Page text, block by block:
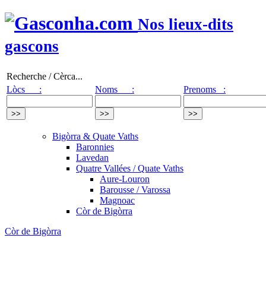
Nos lieux-dits
gascons
Recherche / Cèrca...
Lòcs :
Noms : Prenoms :
Bigòrra & Quate Vaths
Baronnies
Lavedan
Quatre Vallées / Quate Vaths
Aure-Louron
Barousse / Varossa
Magnoac
Còr de Bigòrra
Còr de Bigòrra